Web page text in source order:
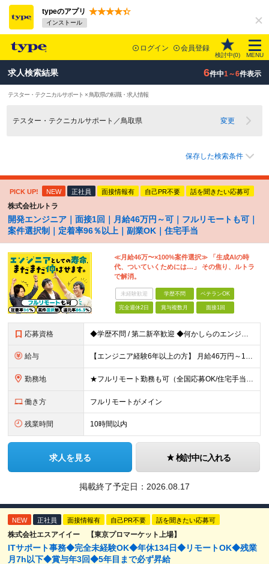
typeのアプリ
インストール
ログイン 会員登録
検討中(0) MENU
求人検索結果 6件中1～6件表示
テスター・テクニカルサポート × 鳥取県の転職・求人情報
テスター・テクニカルサポート／鳥取県 変更
保存した検索条件
PICK UP! NEW 正社員 面接情報有 自己PR不要 話を聞きたい応募可
株式会社ルトラ
開発エンジニア｜面接1回｜月給46万円～可｜フルリモートも可｜
案件選択制｜定着率96％以上｜副業OK｜住宅手当
≪月給46万〜×100%案件選択≫ 「生成AIの時
代、ついていくためには…」 その焦り、ルトラ
で解消。
未経験歓迎 学歴不問 ベテランOK
完全週休2日 賞与複数月 面接1回
応募資格 ◆学歴不問 / 第二新卒歓迎 ◆何かしらのエンジニア経験をお持ちの方 （言語・期間・フェーズ不問） 経験浅めの方も遠慮なくご応募ください！ ■入社前Q＆A ────── ◎実力に見合った報酬が手に
給与 【エンジニア経験6年以上の方】 月給46万円～100万円（固定残業代含む） ※上記月給には月30時間分の固定残業代（月8万7,400円～月19万円）を含む。超過分は全額支給。 【エンジニア経験4年以
勤務地 ★フルリモート勤務も可（全国応募OK/住宅手当を支給します） ※案件によって常駐が必要になる場合があります。 ※希望がない限り、転勤はありません ※U・Iターン歓迎 ★ルトラの社員は全国各地で活躍中
働き方 フルリモートがメイン
残業時間 10時間以内
求人を見る 検討中に入れる
掲載終了予定日： 2026.08.17
NEW 正社員 面接情報有 自己PR不要 話を聞きたい応募可
株式会社エスアイイー 【東京プロマーケット上場】
ITサポート事務◆完全未経験OK◆年休134日◆リモートOK◆残業
月7h以下◆賞与年3回◆5年目まで必ず昇給